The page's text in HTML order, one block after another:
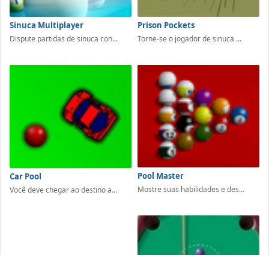
Sinuca Multiplayer
Dispute partidas de sinuca con...
Prison Pockets
Torne-se o jogador de sinuca ...
Car Pool
Você deve chegar ao destino a...
Pool Master
Mostre suas habilidades e des...